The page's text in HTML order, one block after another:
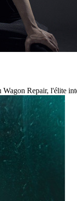
Repair, l'élite